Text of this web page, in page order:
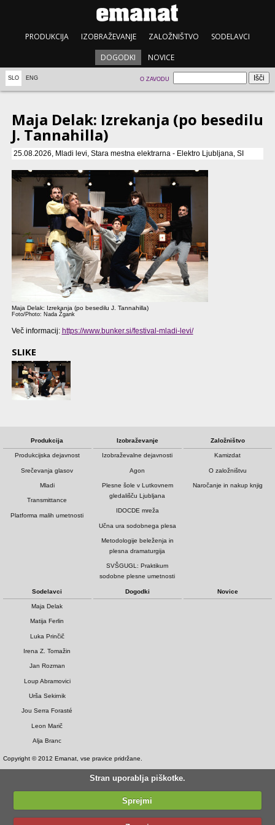
PRODUKCIJA IZOBRAŽEVANJE ZALOŽNIŠTVO SODELAVCI
DOGODKI NOVICE
SLO ENG O ZAVODU
Maja Delak: Izrekanja (po besedilu
J. Tannahilla)
25.08.2026, Mladi levi, Stara mestna elektrarna - Elektro Ljubljana, SI
Maja Delak: Izrekanja (po besedilu J. Tannahilla)
Foto/Photo: Nada Žgank
Več informacij: https://www.bunker.si/festival-mladi-levi/
SLIKE
Produkcija
Produkcijska dejavnost
Srečevanja glasov
Mladi
Transmittance
Platforma malih umetnosti
Izobraževanje
Izobraževalne dejavnosti
Agon
Plesne šole v Lutkovnem
gledališču Ljubljana
IDOCDE mreža
Učna ura sodobnega plesa
Metodologije beleženja in
plesna dramaturgija
SVŠGUGL: Praktikum
sodobne plesne umetnosti
Založništvo
Kamizdat
O založništvu
Naročanje in nakup knjig
Sodelavci
Maja Delak
Matija Ferlin
Luka Prinčič
Irena Z. Tomažin
Jan Rozman
Loup Abramovici
Urša Sekirnik
Jou Serra Forasté
Leon Marič
Alja Branc
Dogodki Novice
Copyright © 2012 Emanat, vse pravice pridržane.
Stran uporablja piškotke.
Sprejmi